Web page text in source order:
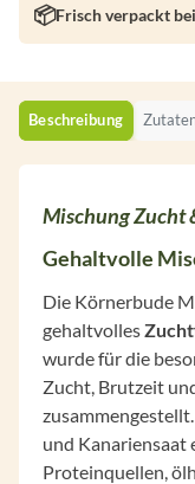
Frisch verpackt
Beschreibung
Mischung Zucht
Gehaltvolle
Die Körnerbude
gehaltvolles
wurde für die
Zucht, Brutzeit
und Kanariensaat
Proteinquellen,